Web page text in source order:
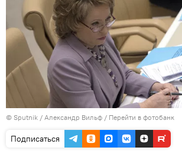
© Sputnik / Александр Вильф / Перейти в фотобанк
Подписаться